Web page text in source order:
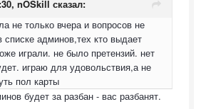
nOSkill сказал:
не только вчера и вопросов не
админов,тех кто выдает
играли. не было претензий. нет
играю для удовольствия,а не
пол карты
будет за разбан - вас разбанят.